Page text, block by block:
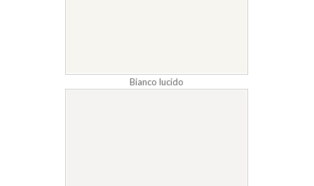
Bianco lucido